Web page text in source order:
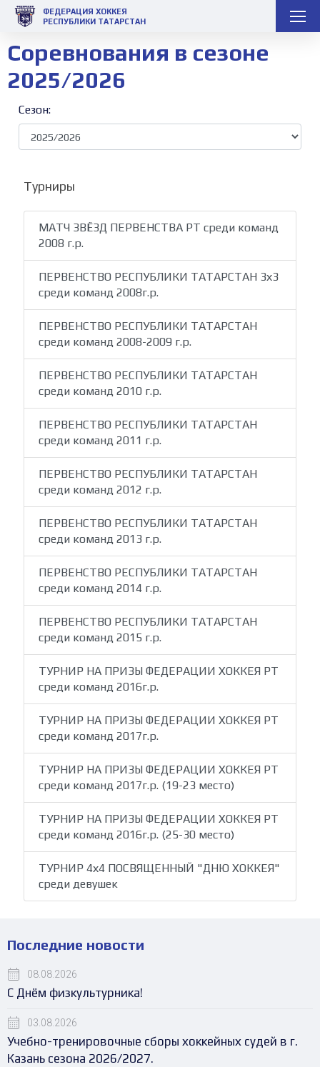
ФЕДЕРАЦИЯ ХОККЕЯ
РЕСПУБЛИКИ ТАТАРСТАН
Соревнования в сезоне
2025/2026
Сезон:
Турниры
МАТЧ ЗВЁЗД ПЕРВЕНСТВА РТ среди команд
2008 г.р.
ПЕРВЕНСТВО РЕСПУБЛИКИ ТАТАРСТАН 3х3
среди команд 2008г.р.
ПЕРВЕНСТВО РЕСПУБЛИКИ ТАТАРСТАН
среди команд 2008-2009 г.р.
ПЕРВЕНСТВО РЕСПУБЛИКИ ТАТАРСТАН
среди команд 2010 г.р.
ПЕРВЕНСТВО РЕСПУБЛИКИ ТАТАРСТАН
среди команд 2011 г.р.
ПЕРВЕНСТВО РЕСПУБЛИКИ ТАТАРСТАН
среди команд 2012 г.р.
ПЕРВЕНСТВО РЕСПУБЛИКИ ТАТАРСТАН
среди команд 2013 г.р.
ПЕРВЕНСТВО РЕСПУБЛИКИ ТАТАРСТАН
среди команд 2014 г.р.
ПЕРВЕНСТВО РЕСПУБЛИКИ ТАТАРСТАН
среди команд 2015 г.р.
ТУРНИР НА ПРИЗЫ ФЕДЕРАЦИИ ХОККЕЯ РТ
среди команд 2016г.р.
ТУРНИР НА ПРИЗЫ ФЕДЕРАЦИИ ХОККЕЯ РТ
среди команд 2017г.р.
ТУРНИР НА ПРИЗЫ ФЕДЕРАЦИИ ХОККЕЯ РТ
среди команд 2017г.р. (19-23 место)
ТУРНИР НА ПРИЗЫ ФЕДЕРАЦИИ ХОККЕЯ РТ
среди команд 2016г.р. (25-30 место)
ТУРНИР 4х4 ПОСВЯЩЕННЫЙ "ДНЮ ХОККЕЯ"
среди девушек
Последние новости
08.08.2026
С Днём физкультурника!
03.08.2026
Учебно-тренировочные сборы хоккейных судей в г.
Казань сезона 2026/2027.